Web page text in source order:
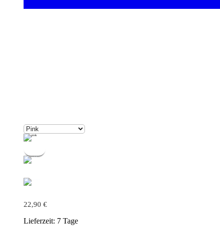
22,90 €
Lieferzeit: 7 Tage